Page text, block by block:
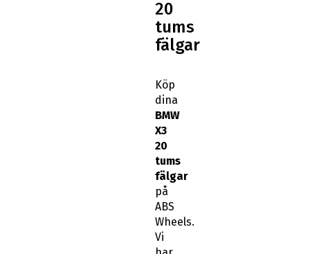
20
tums
fälgar
Köp
dina
BMW
X3
20
tums
fälgar
på
ABS
Wheels.
Vi